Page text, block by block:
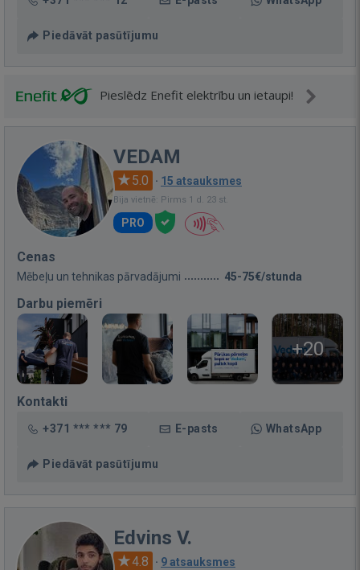
Piedāvāt pasūtījumu
Pieslēdz Enefit elektrību un ietaupi!
VEDAM
5.0 · 15 atsauksmes
Bija vietnē: Pirms 1 d. 23 st.
PRO
Cenas
Mēbeļu un tehnikas pārvadājumi 45-75€/stunda
Darbu piemēri
+20
Kontakti
+371 *** *** 79 E-pasts WhatsApp
Piedāvāt pasūtījumu
Edvins V.
4.8 · 9 atsauksmes